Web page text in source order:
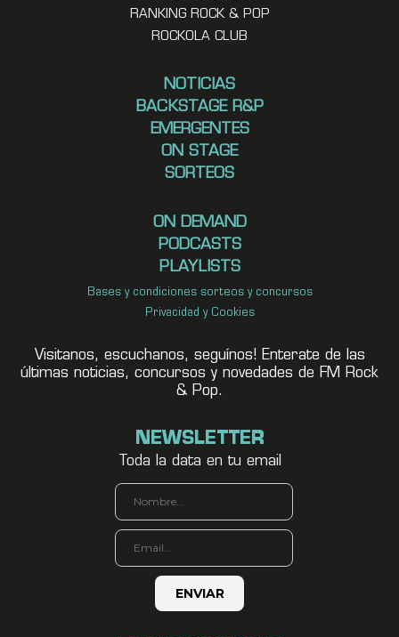
RANKING ROCK & POP
ROCKOLA CLUB
NOTICIAS
BACKSTAGE R&P
EMERGENTES
ON STAGE
SORTEOS
ON DEMAND
PODCASTS
PLAYLISTS
Bases y condiciones sorteos y concursos
Privacidad y Cookies
Visitanos, escuchanos, seguínos! Enterate de las
últimas noticias, concursos y novedades de FM Rock
& Pop.
NEWSLETTER
Toda la data en tu email